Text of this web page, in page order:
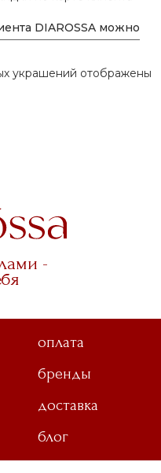
DIAROSSA можно
украшений отображены
-
оплата
бренды
доставка
блог